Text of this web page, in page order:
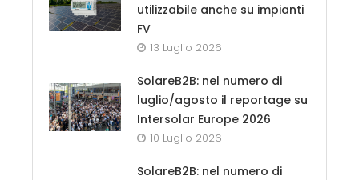
utilizzabile anche su impianti
FV
13 Luglio 2026
SolareB2B: nel numero di
luglio/agosto il reportage su
Intersolar Europe 2026
10 Luglio 2026
SolareB2B: nel numero di